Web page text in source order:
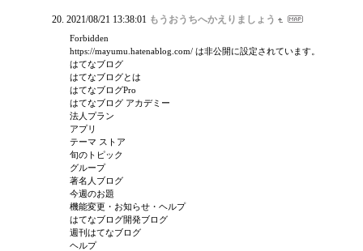
2021/08/21 13:38:01 もうおうちへかえりましょう
Forbidden
https://mayumu.hatenablog.com/ は非公開に設定されています。
はてなブログ
はてなブログとは
はてなブログPro
はてなブログ アカデミー
法人プラン
アプリ
テーマ ストア
旬のトピック
グループ
著名人ブログ
今週のお題
機能変更・お知らせ・ヘルプ
はてなブログ開発ブログ
週刊はてなブログ
ヘルプ